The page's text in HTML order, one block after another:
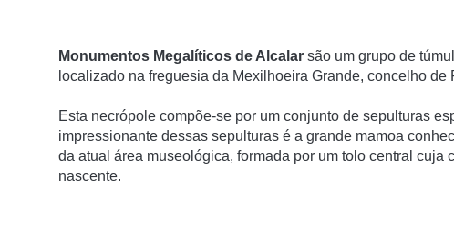
Monumentos Megalí­ticos de Alcalar são um grupo de
localizado na freguesia da Mexilhoeira Grande, concelho de
Esta necrópole compõe-se por um conjunto de sepulturas
impressionante dessas sepulturas é a grande mamoa
da atual área museológica, formada por um tolo central
nascente.